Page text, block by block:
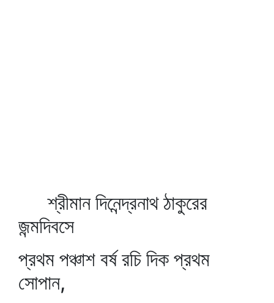
শ্রীমান দিনেন্দ্রনাথ ঠাকুরের
জন্মদিবসে
প্রথম পঞ্চাশ বর্ষ রচি দিক প্রথম
সোপান,